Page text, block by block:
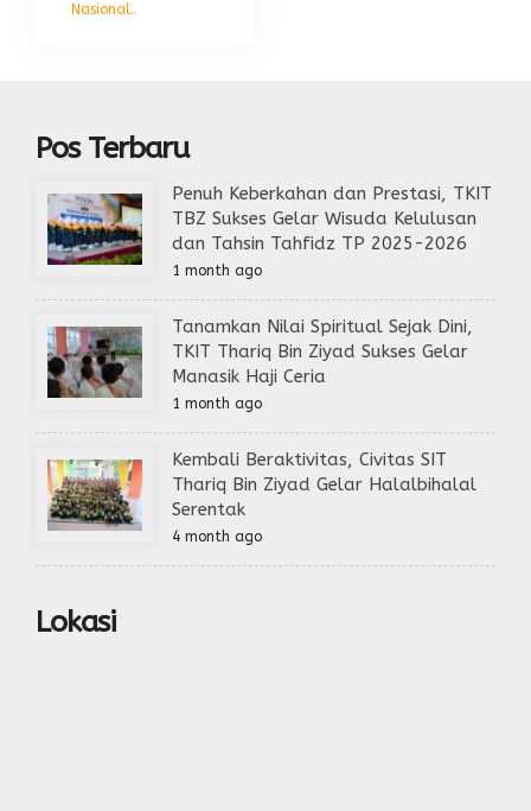
Nasional..
Pos Terbaru
Penuh Keberkahan dan Prestasi, TKIT
TBZ Sukses Gelar Wisuda Kelulusan
dan Tahsin Tahfidz TP 2025-2026
1 month ago
Tanamkan Nilai Spiritual Sejak Dini,
TKIT Thariq Bin Ziyad Sukses Gelar
Manasik Haji Ceria
1 month ago
Kembali Beraktivitas, Civitas SIT
Thariq Bin Ziyad Gelar Halalbihalal
Serentak
4 month ago
Lokasi